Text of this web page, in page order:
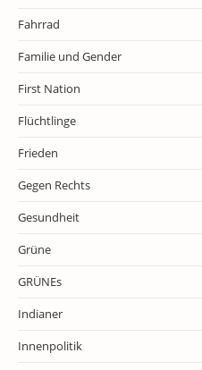
Fahrrad
Familie und Gender
First Nation
Flüchtlinge
Frieden
Gegen Rechts
Gesundheit
Grüne
GRÜNEs
Indianer
Innenpolitik